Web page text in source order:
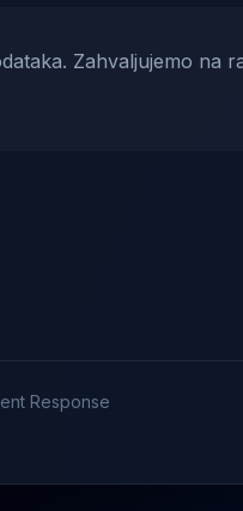
Zahvaljujemo na
Response